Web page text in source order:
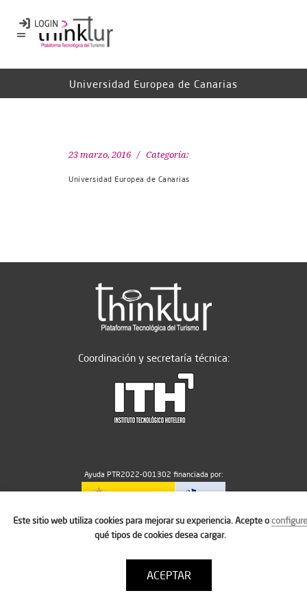
Universidad Europea de Canarias
23 marzo, 2016 Categoría:
Universidad Europea de Canarias
Coordinación y secretaría técnica:
Ayuda PTR2022-001302 financiada por:
MICIU/AEI/10.13039/501100011033
Política de cookies
Condiciones de uso
Este sitio web utiliza cookies para mejorar su experiencia. Acepte oconfigure
qué tipos de cookies desea cargar.
ACEPTAR